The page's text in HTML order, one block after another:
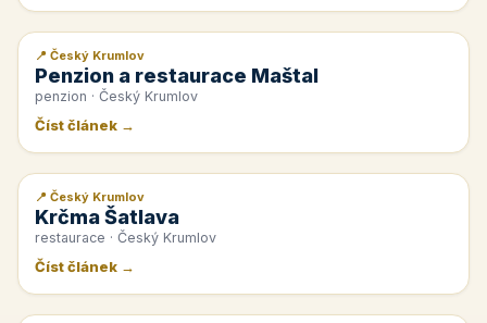
📰 PR článek
📍 Český Krumlov
Penzion a restaurace Maštal
penzion · Český Krumlov
Číst článek →
📰 PR článek
📍 Český Krumlov
Krčma Šatlava
restaurace · Český Krumlov
Číst článek →